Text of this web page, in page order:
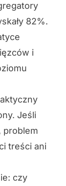
82%.
i
Jeśli
problem
treści ani
czy